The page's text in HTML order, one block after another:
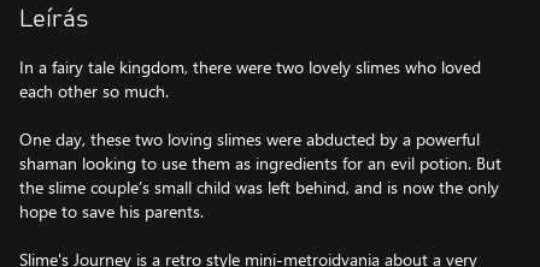
Leírás
In a fairy tale kingdom, there were two lovely slimes who loved
each other so much.
One day, these two loving slimes were abducted by a powerful
shaman looking to use them as ingredients for an evil potion. But
the slime couple’s small child was left behind, and is now the only
hope to save his parents.
Slime's Journey is a retro style mini-metroidvania about a very